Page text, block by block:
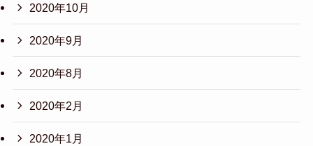
2020年10月
2020年9月
2020年8月
2020年2月
2020年1月